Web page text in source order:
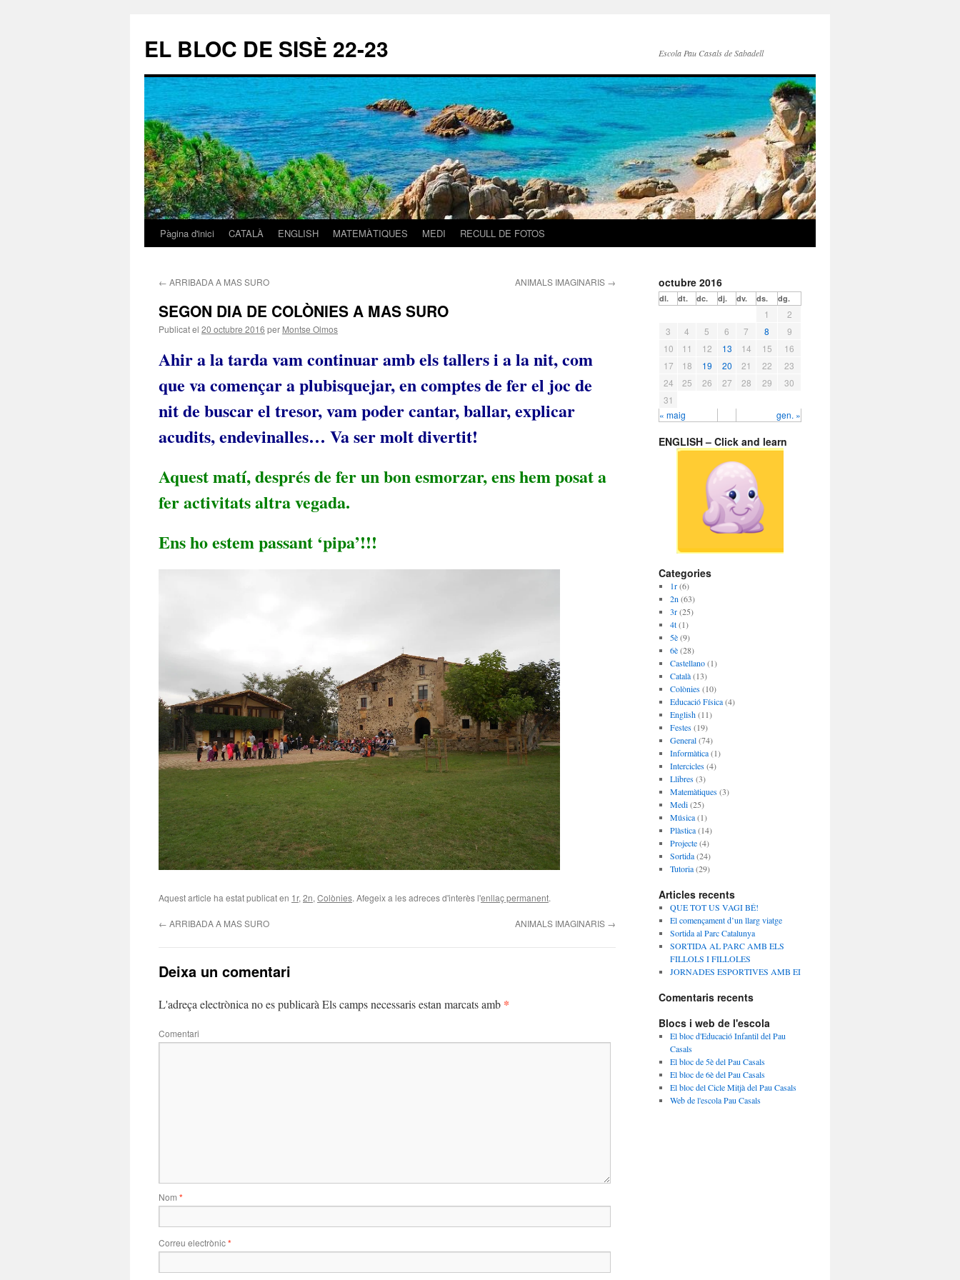
EL BLOC DE SISÈ 22-23 Escola Pau Casals de Sabadell
Vés
contingut
Pàgina d'inici CATALÀ ENGLISH MATEMÀTIQUES MEDI RECULL DE FOTOS
← ARRIBADA A MAS SURO ANIMALS IMAGINARIS →
SEGON DIA DE COLÒNIES A MAS SURO
Publicat el 20 octubre 2016 per Montse Olmos
Ahir a la tarda vam continuar amb els tallers i a la nit, com
que va començar a plubisquejar, en comptes de fer el joc de
nit de buscar el tresor, vam poder cantar, ballar, explicar
acudits, endevinalles… Va ser molt divertit!
Aquest matí, després de fer un bon esmorzar, ens hem posat a
fer activitats altra vegada.
Ens ho estem passant ‘pipa’!!!
Aquest article ha estat publicat en 1r, 2n, Colònies. Afegeix a les adreces d'interès l'enllaç permanent.
← ARRIBADA A MAS SURO ANIMALS IMAGINARIS →
Deixa un comentari
L'adreça electrònica no es publicarà Els camps necessaris estan marcats amb *
Comentari
Nom *
Correu electrònic*
octubre 2016
dl. dt. dc. dj. dv. ds. dg.
« maig gen. »
1
2
3
4 5 6 7 8
9
10
11 12 13 14 15
16
17
18 19 20 21 22
23
24
25 26 27 28 29
30
31
ENGLISH – Click and learn
Categories
1r(6)
2n (63)
3r(25)
4t(1)
5è(9)
6è(28)
Castellano(1)
Català(13)
Colònies(10)
Educació Física(4)
English(11)
Festes(19)
General(74)
Informàtica(1)
Intercicles(4)
Llibres(3)
Matemàtiques(3)
Medi(25)
Música(1)
Plàstica(14)
Projecte(4)
Sortida(24)
Tutoria(29)
Articles recents
QUE TOT US VAGI BÉ!
El començament d’un llarg viatge
Sortida al Parc Catalunya
SORTIDA AL PARC AMB ELS
FILLOLS I FILLOLES
JORNADES ESPORTIVES AMB EI
Comentaris recents
Blocs i web de l'escola
El bloc d'Educació Infantil del Pau
Casals
El bloc de 5è del Pau Casals
El bloc de 6è del Pau Casals
El bloc del Cicle Mitjà del Pau Casals
Web de l'escola Pau Casals